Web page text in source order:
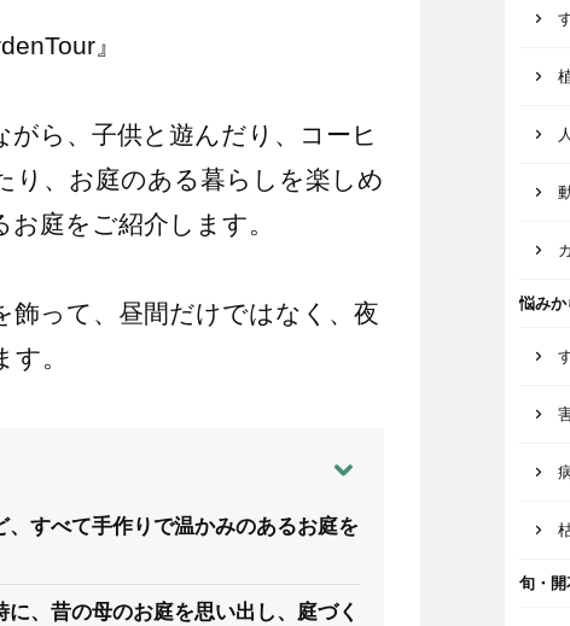
』
ら、子供と遊んだり、コーヒ
り、お庭のある暮らしを楽しめ
庭をご紹介します。
飾って、昼間だけではなく、夜
。
すべて手作りで温かみのあるお庭を
、昔の母のお庭を思い出し、庭づく
悩みか
旬・開